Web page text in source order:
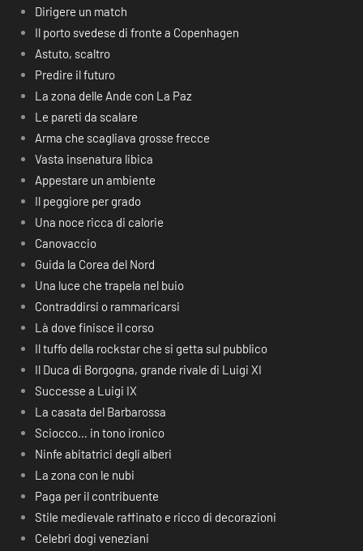
Dirigere un match
Il porto svedese di fronte a Copenhagen
Astuto, scaltro
Predire il futuro
La zona delle Ande con La Paz
Le pareti da scalare
Arma che scagliava grosse frecce
Vasta insenatura libica
Appestare un ambiente
Il peggiore per grado
Una noce ricca di calorie
Canovaccio
Guida la Corea del Nord
Una luce che trapela nel buio
Contraddirsi o rammaricarsi
Là dove finisce il corso
Il tuffo della rockstar che si getta sul pubblico
Il Duca di Borgogna, grande rivale di Luigi XI
Successe a Luigi IX
La casata del Barbarossa
Sciocco… in tono ironico
Ninfe abitatrici degli alberi
La zona con le nubi
Paga per il contribuente
Stile medievale raffinato e ricco di decorazioni
Celebri dogi veneziani